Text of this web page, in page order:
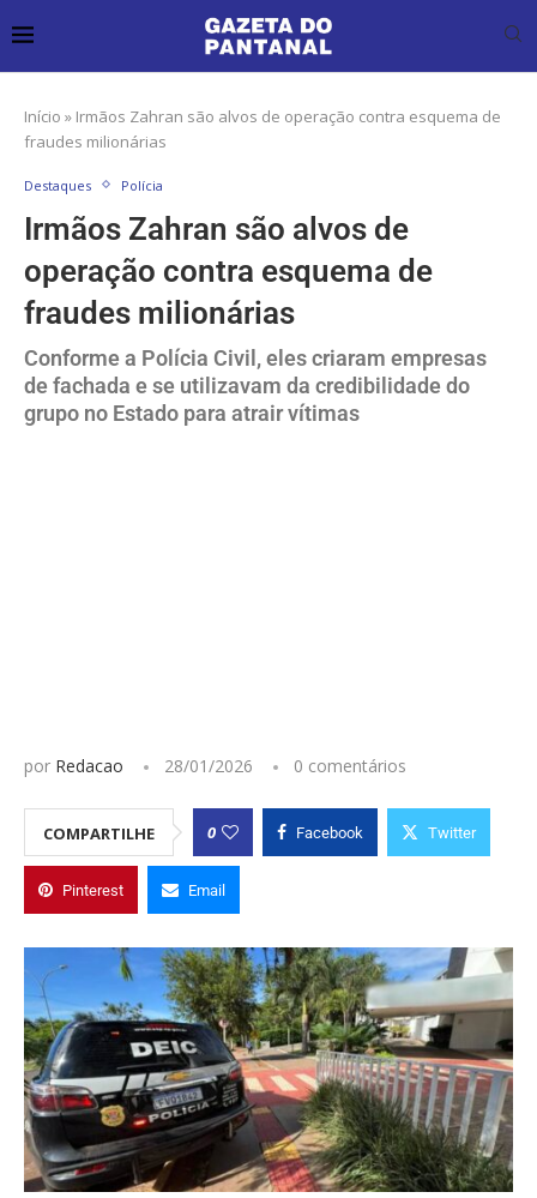
Início » Irmãos Zahran são alvos de operação contra esquema de
fraudes milionárias
Destaques Polícia
Irmãos Zahran são alvos de
operação contra esquema de
fraudes milionárias
Conforme a Polícia Civil, eles criaram empresas
de fachada e se utilizavam da credibilidade do
grupo no Estado para atrair vítimas
por Redacao 28/01/2026 0 comentários
COMPARTILHE 0 Facebook Twitter
Pinterest Email